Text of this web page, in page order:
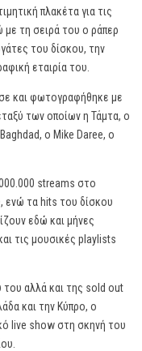
πλακέτα για τις
με τη σειρά του ο ράπερ
του δίσκου, την
εταιρία του.
και φωτογραφήθηκε με
των οποίων η Τάμτα, ο
ο Mike Daree, ο
streams στο
ενώ τα hits του δίσκου
εδώ και μήνες
τις μουσικές playlists
του αλλά και της sold out
και την Κύπρο, ο
live show στη σκηνή του